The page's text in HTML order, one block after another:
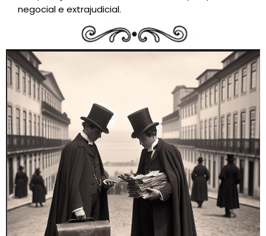
negocial e extrajudicial.